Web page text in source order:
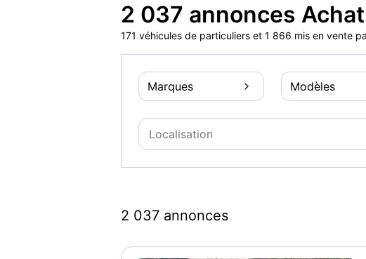
2 037 annonces
171 véhicules de particuliers et 1 866 mis en vente
Marques Modèles
2 037 annonces